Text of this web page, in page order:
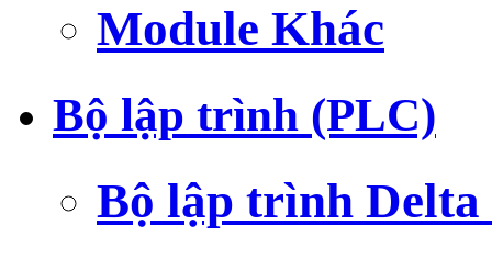
Module Khác
Bộ lập trình (PLC)
Bộ lập trình